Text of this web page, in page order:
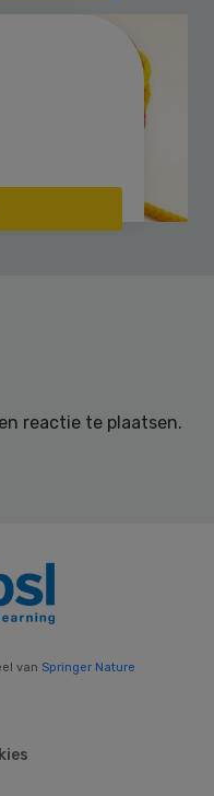
reactie te plaatsen.
van Springer Nature